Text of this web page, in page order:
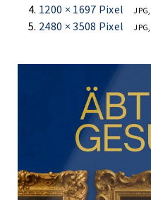
1200 × 1697 Pixel
2480 × 3508 Pixel